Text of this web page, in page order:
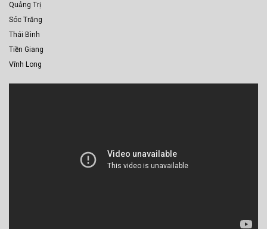
Quảng Trị
Sóc Trăng
Thái Bình
Tiền Giang
Vĩnh Long